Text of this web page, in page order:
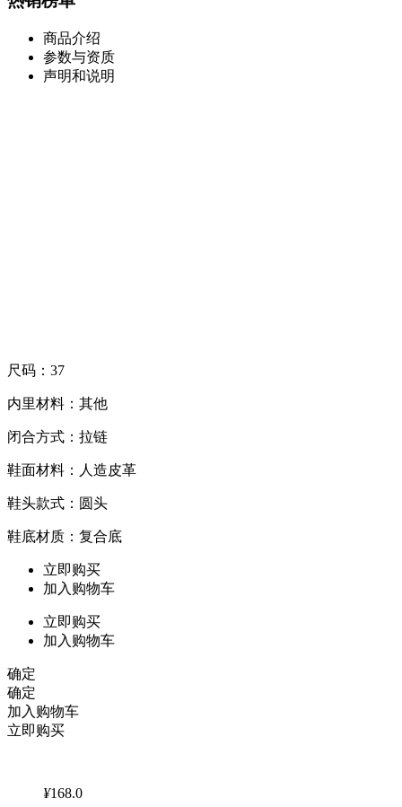
商品介绍
参数与资质
声明和说明
尺码：37
内里材料：其他
闭合方式：拉链
鞋面材料：人造皮革
鞋头款式：圆头
鞋底材质：复合底
立即购买
加入购物车
立即购买
加入购物车
确定
确定
加入购物车
立即购买
¥168.0